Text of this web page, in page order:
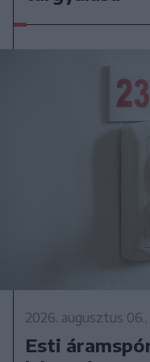
2026. augusztus
Esti